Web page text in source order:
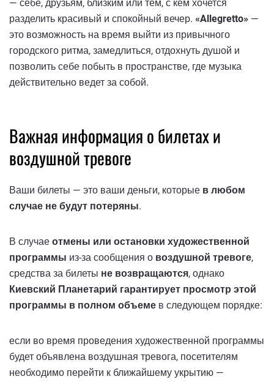
— себе, друзьям, близким или тем, с кем хочется
разделить красивый и спокойный вечер. «Allegretto» —
это возможность на время выйти из привычного
городского ритма, замедлиться, отдохнуть душой и
позволить себе побыть в пространстве, где музыка
действительно ведет за собой.
Важная информация о билетах и ​​
воздушной тревоге
Ваши билеты — это ваши деньги, которые в любом
случае не будут потеряны.
В случае отмены или остановки художественной
программы из-за сообщения о воздушной тревоге,
средства за билеты не возвращаются, однако
Киевский Планетарий гарантирует просмотр этой
программы в полном объеме в следующем порядке:
если во время проведения художественной программы
будет объявлена ​​воздушная тревога, посетителям
необходимо перейти к ближайшему укрытию —